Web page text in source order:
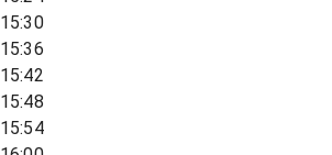
15:30
15:36
15:42
15:48
15:54